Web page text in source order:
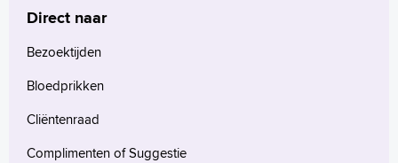
Direct naar
Bezoektijden
Bloedprikken
Cliëntenraad
Complimenten of Suggestie